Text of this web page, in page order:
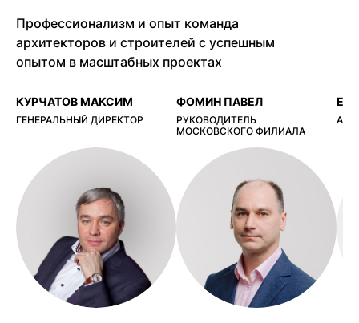
Профессионализм и опыт команда
архитекторов и строителей с успешным
опытом в масштабных проектах
КУРЧАТОВ МАКСИМ
ГЕНЕРАЛЬНЫЙ ДИРЕКТОР
ФОМИН ПАВЕЛ
РУКОВОДИТЕЛЬ
МОСКОВСКОГО ФИЛИАЛА